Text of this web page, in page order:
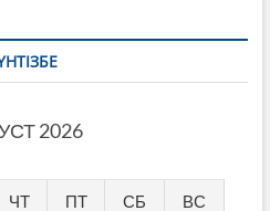
2026
ЧТ ПТ СБ ВС